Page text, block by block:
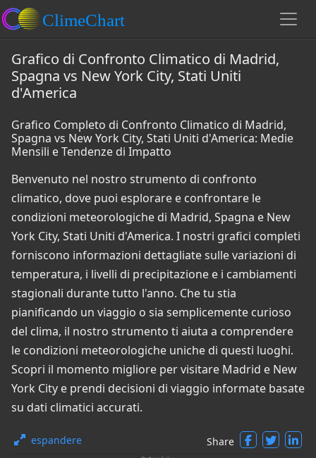
Grafico di Confronto Climatico di Madrid,
Spagna vs New York City, Stati Uniti
d'America
Grafico Completo di Confronto Climatico di Madrid,
Spagna vs New York City, Stati Uniti d'America: Medie
Mensili e Tendenze di Impatto
Benvenuto nel nostro strumento di confronto
climatico, dove puoi esplorare e confrontare le
condizioni meteorologiche di Madrid, Spagna e New
York City, Stati Uniti d'America. I nostri grafici completi
forniscono informazioni dettagliate sulle variazioni di
temperatura, i livelli di precipitazione e i cambiamenti
stagionali durante tutto l'anno. Che tu stia
pianificando un viaggio o sia semplicemente curioso
del clima, il nostro strumento ti aiuta a comprendere
le condizioni meteorologiche uniche di questi luoghi.
Scopri il momento migliore per visitare Madrid e New
York City e prendi decisioni di viaggio informate basate
su dati climatici accurati.
espandere Share